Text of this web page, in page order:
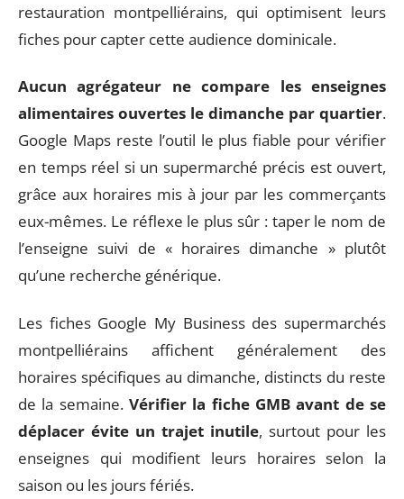
restauration montpelliérains, qui optimisent leurs
fiches pour capter cette audience dominicale.
Aucun agrégateur ne compare les enseignes
alimentaires ouvertes le dimanche par quartier.
Google Maps reste l’outil le plus fiable pour vérifier
en temps réel si un supermarché précis est ouvert,
grâce aux horaires mis à jour par les commerçants
eux-mêmes. Le réflexe le plus sûr : taper le nom de
l’enseigne suivi de « horaires dimanche » plutôt
qu’une recherche générique.
Les fiches Google My Business des supermarchés
montpelliérains affichent généralement des
horaires spécifiques au dimanche, distincts du reste
de la semaine. Vérifier la fiche GMB avant de se
déplacer évite un trajet inutile, surtout pour les
enseignes qui modifient leurs horaires selon la
saison ou les jours fériés.